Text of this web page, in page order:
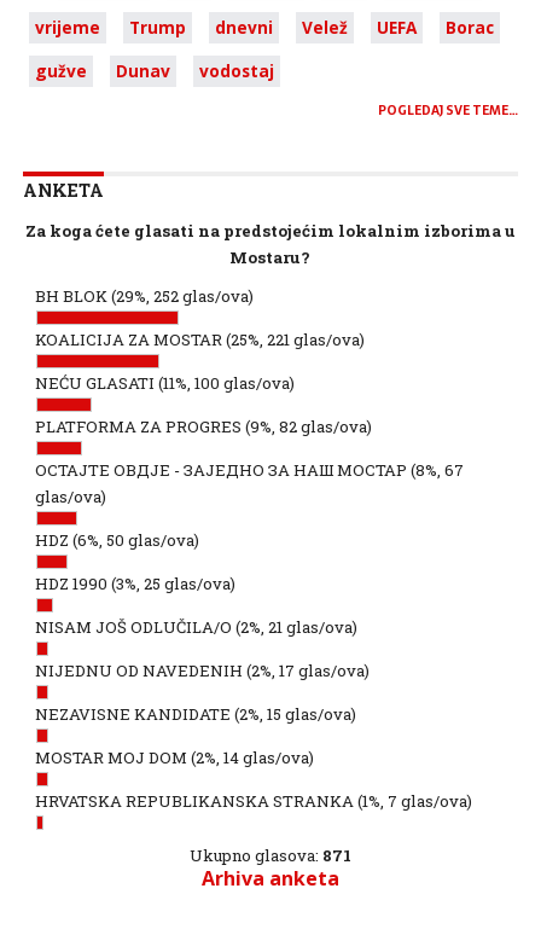
vrijeme
Trump dnevni Velež UEFA
Borac
gužve
Dunav vodostaj
POGLEDAJ SVE TEME…
ANKETA
Za koga ćete glasati na predstojećim lokalnim izborima u
Mostaru?
BH BLOK(29%, 252 glas/ova)
KOALICIJA ZA MOSTAR(25%, 221 glas/ova)
NEĆU GLASATI (11%, 100 glas/ova)
PLATFORMA ZA PROGRES (9%, 82 glas/ova)
ОСТАЈТЕ ОВДЈЕ - ЗАЈЕДНО ЗА НАШ МОСТАР (8%, 67
glas/ova)
HDZ (6%, 50 glas/ova)
HDZ 1990 (3%, 25 glas/ova)
NISAM JOŠ ODLUČILA/O (2%, 21 glas/ova)
NIJEDNU OD NAVEDENIH (2%, 17 glas/ova)
NEZAVISNE KANDIDATE (2%, 15 glas/ova)
MOSTAR MOJ DOM (2%, 14 glas/ova)
HRVATSKA REPUBLIKANSKA STRANKA(1%, 7 glas/ova)
Ukupno glasova: 871
Arhiva anketa